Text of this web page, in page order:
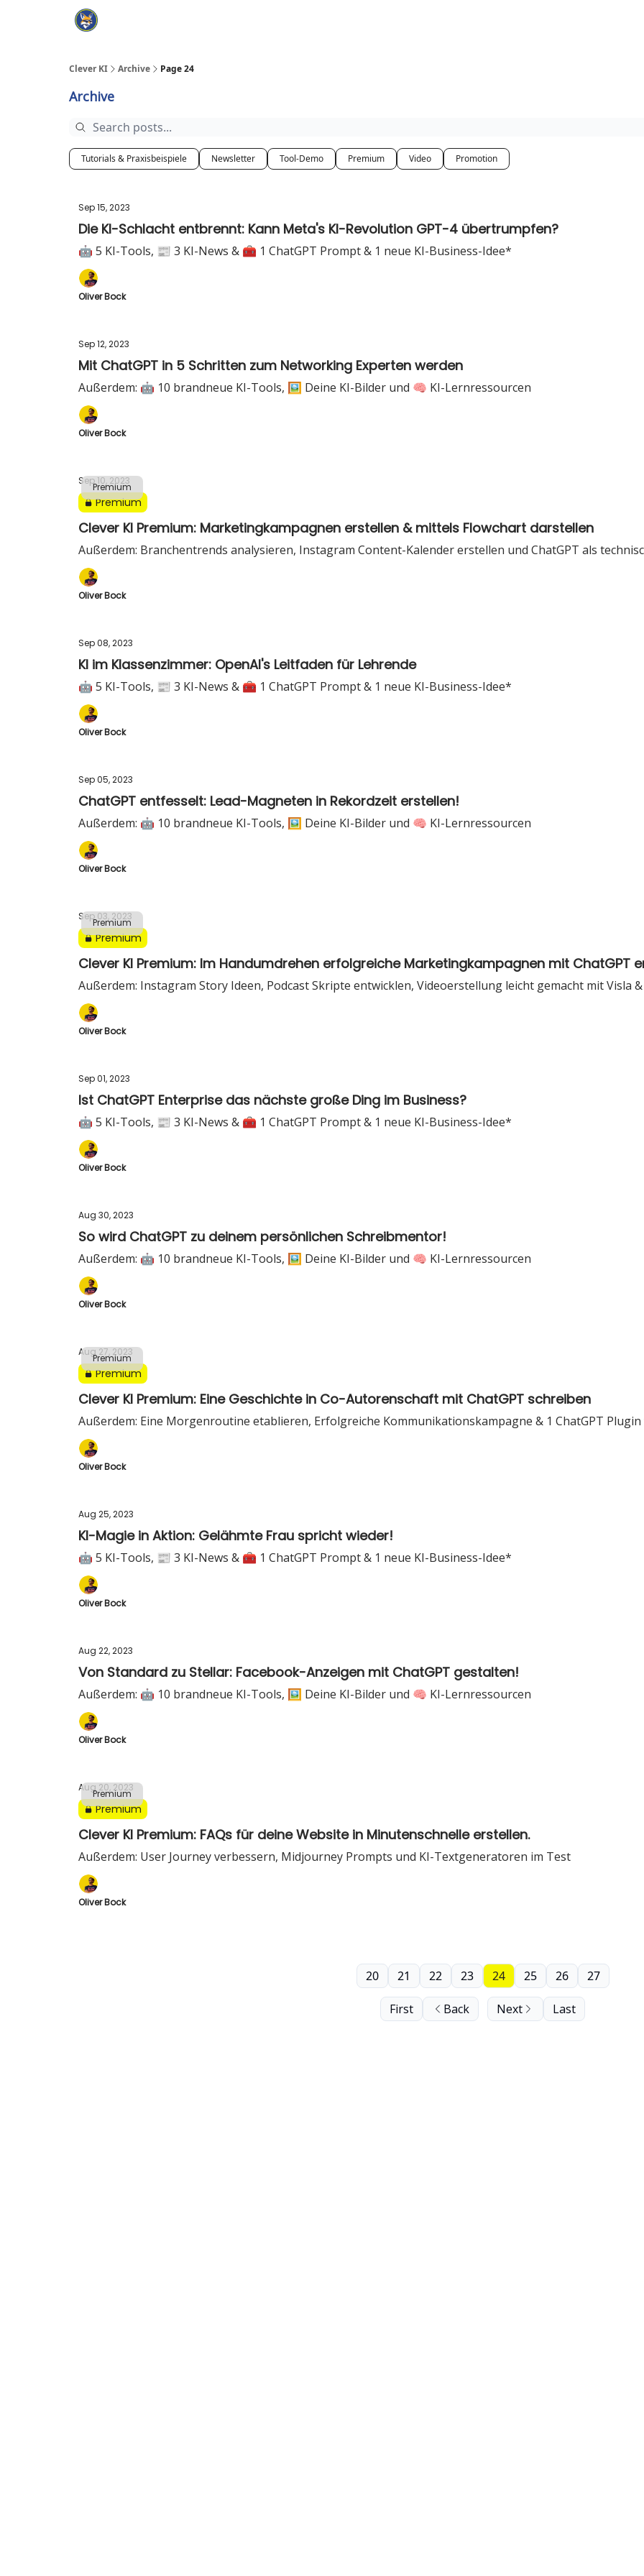
Clever KI Archive Page 24
Archive
Tutorials & Praxisbeispiele Newsletter Tool-Demo Premium Video Promotion
Sep 15, 2023
Die KI-Schlacht entbrennt: Kann Meta's KI-Revolution GPT-4 übertrumpfen?
🤖 5 KI-Tools, 📰 3 KI-News & 🧰 1 ChatGPT Prompt & 1 neue KI-Business-Idee*
Oliver Bock
Sep 12, 2023
Mit ChatGPT in 5 Schritten zum Networking Experten werden
Außerdem: 🤖 10 brandneue KI-Tools, 🖼️ Deine KI-Bilder und 🧠 KI-Lernressourcen
Oliver Bock
Premium
Sep 10, 2023
Premium
Clever KI Premium: Marketingkampagnen erstellen & mittels Flowchart darstellen
Außerdem: Branchentrends analysieren, Instagram Content-Kalender erstellen und ChatGPT als
Oliver Bock
Sep 08, 2023
KI im Klassenzimmer: OpenAI's Leitfaden für Lehrende
🤖 5 KI-Tools, 📰 3 KI-News & 🧰 1 ChatGPT Prompt & 1 neue KI-Business-Idee*
Oliver Bock
Sep 05, 2023
ChatGPT entfesselt: Lead-Magneten in Rekordzeit erstellen!
Außerdem: 🤖 10 brandneue KI-Tools, 🖼️ Deine KI-Bilder und 🧠 KI-Lernressourcen
Oliver Bock
Premium
Sep 03, 2023
Premium
Clever KI Premium: Im Handumdrehen erfolgreiche Marketingkampagnen mit ChatGPT
Außerdem: Instagram Story Ideen, Podcast Skripte entwicklen, Videoerstellung leicht gemacht mit Visla
Oliver Bock
Sep 01, 2023
Ist ChatGPT Enterprise das nächste große Ding im Business?
🤖 5 KI-Tools, 📰 3 KI-News & 🧰 1 ChatGPT Prompt & 1 neue KI-Business-Idee*
Oliver Bock
Aug 30, 2023
So wird ChatGPT zu deinem persönlichen Schreibmentor!
Außerdem: 🤖 10 brandneue KI-Tools, 🖼️ Deine KI-Bilder und 🧠 KI-Lernressourcen
Oliver Bock
Premium
Aug 27, 2023
Premium
Clever KI Premium: Eine Geschichte in Co-Autorenschaft mit ChatGPT schreiben
Außerdem: Eine Morgenroutine etablieren, Erfolgreiche Kommunikationskampagne & 1 ChatGPT
Oliver Bock
Aug 25, 2023
KI-Magie in Aktion: Gelähmte Frau spricht wieder!
🤖 5 KI-Tools, 📰 3 KI-News & 🧰 1 ChatGPT Prompt & 1 neue KI-Business-Idee*
Oliver Bock
Aug 22, 2023
Von Standard zu Stellar: Facebook-Anzeigen mit ChatGPT gestalten!
Außerdem: 🤖 10 brandneue KI-Tools, 🖼️ Deine KI-Bilder und 🧠 KI-Lernressourcen
Oliver Bock
Premium
Aug 20, 2023
Premium
Clever KI Premium: FAQs für deine Website in Minutenschnelle erstellen.
Außerdem: User Journey verbessern, Midjourney Prompts und KI-Textgeneratoren im Test
Oliver Bock
First Back
20 21 22 23 24 25 26 27
Next Last